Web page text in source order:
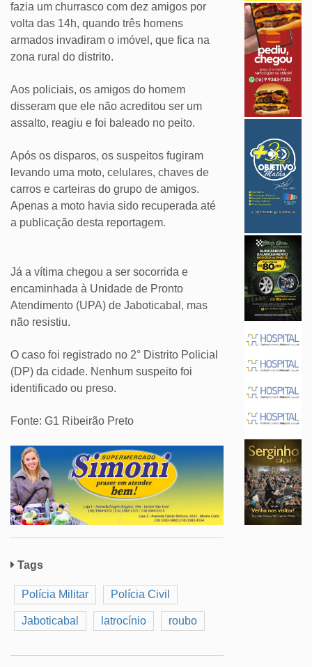
fazia um churrasco com dez amigos por
volta das 14h, quando três homens
armados invadiram o imóvel, que fica na
zona rural do distrito.
Aos policiais, os amigos do homem
disseram que ele não acreditou ser um
assalto, reagiu e foi baleado no peito.
Após os disparos, os suspeitos fugiram
levando uma moto, celulares, chaves de
carros e carteiras do grupo de amigos.
Apenas a moto havia sido recuperada até
a publicação desta reportagem.
Já a vítima chegou a ser socorrida e
encaminhada à Unidade de Pronto
Atendimento (UPA) de Jaboticabal, mas
não resistiu.
O caso foi registrado no 2° Distrito Policial
(DP) da cidade. Nenhum suspeito foi
identificado ou preso.
Fonte: G1 Ribeirão Preto
Tags
Polícia Militar Polícia Civil
Jaboticabal latrocínio roubo